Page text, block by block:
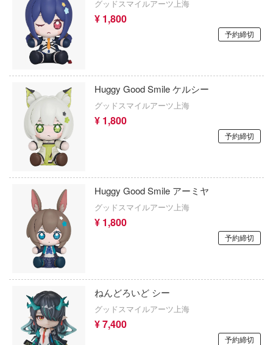
グッドスマイルアーツ上海
¥ 1,800
予約締切
Huggy Good Smile ケルシー
グッドスマイルアーツ上海
¥ 1,800
予約締切
Huggy Good Smile アーミヤ
グッドスマイルアーツ上海
¥ 1,800
予約締切
ねんどろいど シー
グッドスマイルアーツ上海
¥ 7,400
予約締切
ご注文はうさぎですか？
ゴジラ
この素晴らしい世界に祝福を！
古見さんは、コミュ症です。
サイレントヒルシリーズ
ッションズ)
サンダーバード
THE KING OF FIGHTERS
ンキング
戯で飯を食う。
このこのここしたんたん
巨人
ーハウス
女神：NIKKE
エヴァンゲリオン
変形ロボ シンカリオン
家の子供たち
アントロボ
ョの奇妙な冒険